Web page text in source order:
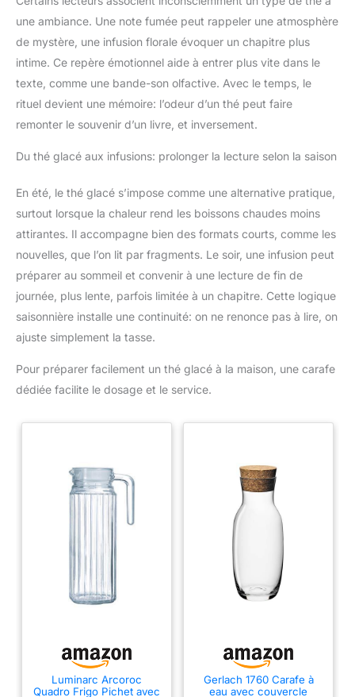
une ambiance. Une note fumée peut rappeler une atmosphère
de mystère, une infusion florale évoquer un chapitre plus
intime. Ce repère émotionnel aide à entrer plus vite dans le
texte, comme une bande-son olfactive. Avec le temps, le
rituel devient une mémoire: l’odeur d’un thé peut faire
remonter le souvenir d’un livre, et inversement.
Du thé glacé aux infusions: prolonger la lecture selon la saison
En été, le thé glacé s’impose comme une alternative pratique,
surtout lorsque la chaleur rend les boissons chaudes moins
attirantes. Il accompagne bien des formats courts, comme les
nouvelles, que l’on lit par fragments. Le soir, une infusion peut
préparer au sommeil et convenir à une lecture de fin de
journée, plus lente, parfois limitée à un chapitre. Cette logique
saisonnière installe une continuité: on ne renonce pas à lire, on
ajuste simplement la tasse.
Pour préparer facilement un thé glacé à la maison, une carafe
dédiée facilite le dosage et le service.
Luminarc Arcoroc
Quadro Frigo Pichet avec
Gerlach 1760 Carafe à
eau avec couvercle